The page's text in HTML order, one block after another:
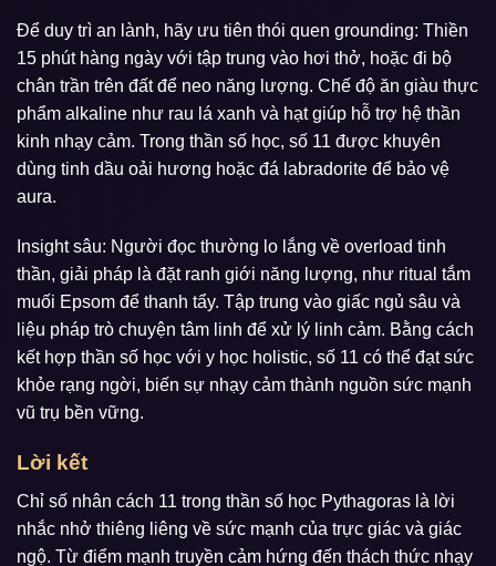
Để duy trì an lành, hãy ưu tiên thói quen grounding: Thiền
15 phút hàng ngày với tập trung vào hơi thở, hoặc đi bộ
chân trần trên đất để neo năng lượng. Chế độ ăn giàu thực
phẩm alkaline như rau lá xanh và hạt giúp hỗ trợ hệ thần
kinh nhạy cảm. Trong thần số học, số 11 được khuyên
dùng tinh dầu oải hương hoặc đá labradorite để bảo vệ
aura.
Insight sâu: Người đọc thường lo lắng về overload tinh
thần, giải pháp là đặt ranh giới năng lượng, như ritual tắm
muối Epsom để thanh tẩy. Tập trung vào giấc ngủ sâu và
liệu pháp trò chuyện tâm linh để xử lý linh cảm. Bằng cách
kết hợp thần số học với y học holistic, số 11 có thể đạt sức
khỏe rạng ngời, biến sự nhạy cảm thành nguồn sức mạnh
vũ trụ bền vững.
Lời kết
Chỉ số nhân cách 11 trong thần số học Pythagoras là lời
nhắc nhở thiêng liêng về sức mạnh của trực giác và giác
ngộ. Từ điểm mạnh truyền cảm hứng đến thách thức nhạy